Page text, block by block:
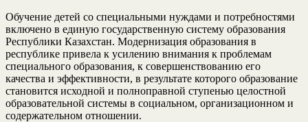
Обучение детей со специальными нуждами и потребностями
включено в единую государственную систему образования
Республики Казахстан. Модернизация образования в
республике привела к усилению внимания к проблемам
специального образования, к совершенствованию его
качества и эффективности, в результате которого образование
становится исходной и полноправной ступенью целостной
образовательной системы в социальном, организационном и
содержательном отношении.